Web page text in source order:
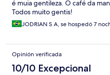
é muia gentileza. O café da
Todos muito gentis!
JODRIAN S A, se hospedó 7
Opinión verificada
10/10 Excepcional